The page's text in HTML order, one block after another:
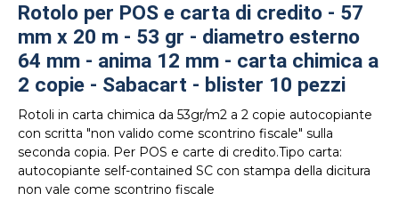
Rotolo per POS e carta di credito - 57
mm x 20 m - 53 gr - diametro esterno
64 mm - anima 12 mm - carta chimica a
2 copie - Sabacart - blister 10 pezzi
Rotoli in carta chimica da 53gr/m2 a 2 copie autocopiante
con scritta "non valido come scontrino fiscale" sulla
seconda copia. Per POS e carte di credito.Tipo carta:
autocopiante self-contained SC con stampa della dicitura
non vale come scontrino fiscale